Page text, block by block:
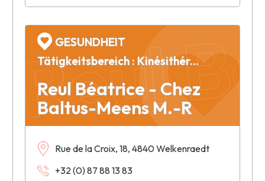
Reul Béatrice - Chez
Baltus-Meens M.-R
GESUNDHEIT
Tätigkeitsbereich : Kinésithérapie
Rue de la Croix, 18, 4840 Welkenraedt
+32 (0) 87 88 13 83